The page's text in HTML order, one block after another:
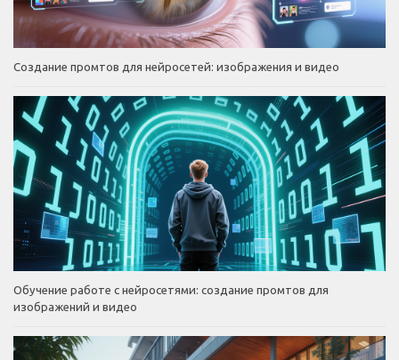
Создание промтов для нейросетей: изображения и видео
Обучение работе с нейросетями: создание промтов для
изображений и видео